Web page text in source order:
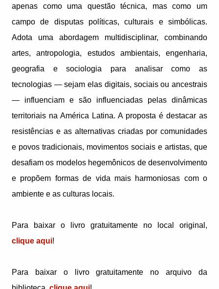
apenas como uma questão técnica, mas como um
campo de disputas políticas, culturais e simbólicas.
Adota uma abordagem multidisciplinar, combinando
artes, antropologia, estudos ambientais, engenharia,
geografia e sociologia para analisar como as
tecnologias — sejam elas digitais, sociais ou ancestrais
— influenciam e são influenciadas pelas dinâmicas
territoriais na América Latina. A proposta é destacar as
resistências e as alternativas criadas por comunidades
e povos tradicionais, movimentos sociais e artistas, que
desafiam os modelos hegemônicos de desenvolvimento
e propõem formas de vida mais harmoniosas com o
ambiente e as culturas locais.
Para baixar o livro gratuitamente no local original,
clique aqui!
Para baixar o livro gratuitamente no arquivo da